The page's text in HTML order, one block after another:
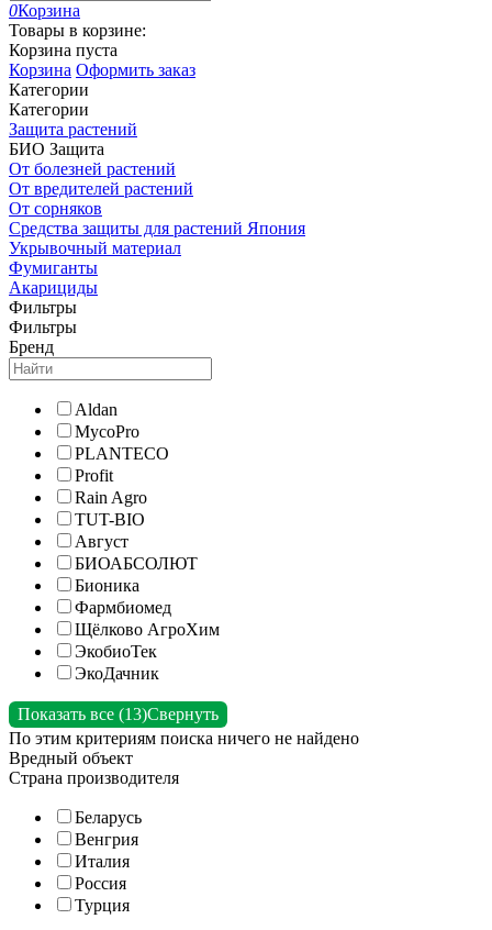
0Корзина
Товары в корзине:
Корзина пуста
Корзина Оформить заказ
Категории
Категории
Защита растений
БИО Защита
От болезней растений
От вредителей растений
От сорняков
Средства защиты для растений Япония
Укрывочный материал
Фумиганты
Акарициды
Фильтры
Фильтры
Бренд
Aldan
MycoPro
PLANTECO
Profit
Rain Agro
TUT-BIO
Август
БИОАБСОЛЮТ
Бионика
Фармбиомед
Щёлково АгроХим
ЭкобиоТек
ЭкоДачник
Показать все (13)Свернуть
По этим критериям поиска ничего не найдено
Вредный объект
Страна производителя
Беларусь
Венгрия
Италия
Россия
Турция